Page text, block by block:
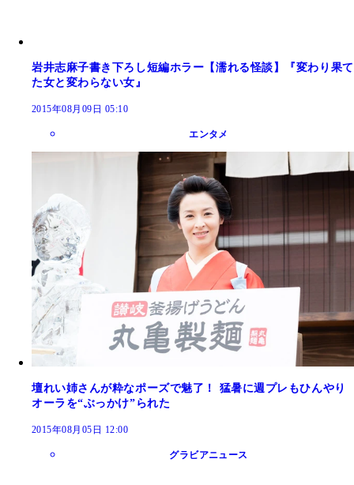
岩井志麻子書き下ろし短編ホラー【濡れる怪談】『変わり果て
た女と変わらない女』
2015年08月09日 05:10
エンタメ
壇れい姉さんが粋なポーズで魅了！ 猛暑に週プレもひんやり
オーラを“ぶっかけ”られた
2015年08月05日 12:00
グラビアニュース